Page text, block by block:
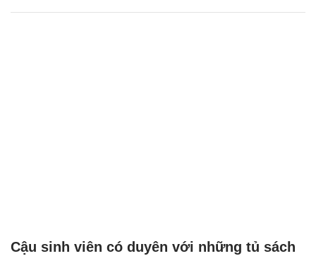
Cậu sinh viên có duyên với những tủ sách